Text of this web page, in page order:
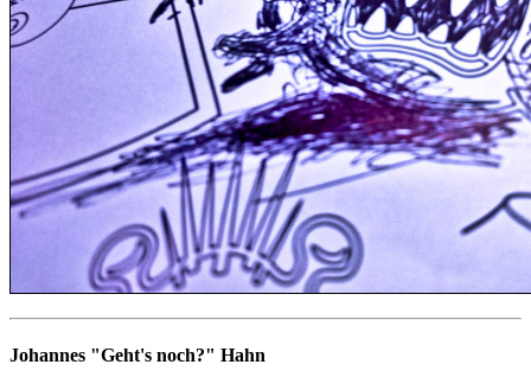
Johannes "Geht's noch?" Hahn